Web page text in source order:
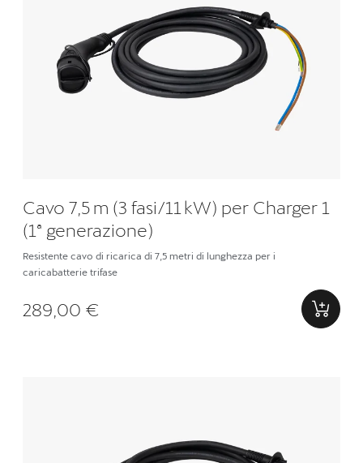
Cavo 7,5 m (3 fasi/11 kW) per Charger 1
(1ª generazione)
Resistente cavo di ricarica di 7,5 metri di lunghezza per i
caricabatterie trifase
289,00 €